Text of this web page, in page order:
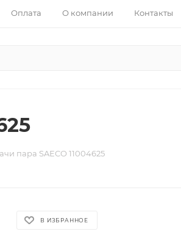
Оплата О компании Контакты
пара SAECO 11004625
В ИЗБРАННОЕ